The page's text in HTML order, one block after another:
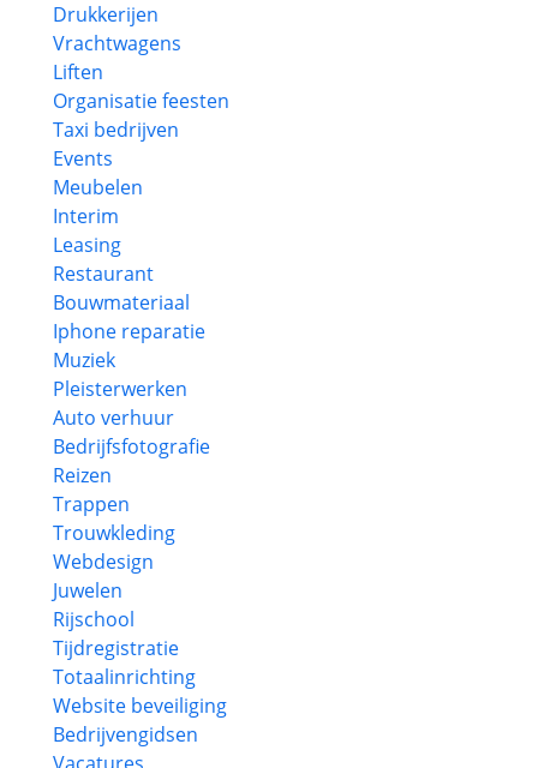
Drukkerijen
Vrachtwagens
Liften
Organisatie feesten
Taxi bedrijven
Events
Meubelen
Interim
Leasing
Restaurant
Bouwmateriaal
Iphone reparatie
Muziek
Pleisterwerken
Auto verhuur
Bedrijfsfotografie
Reizen
Trappen
Trouwkleding
Webdesign
Juwelen
Rijschool
Tijdregistratie
Totaalinrichting
Website beveiliging
Bedrijvengidsen